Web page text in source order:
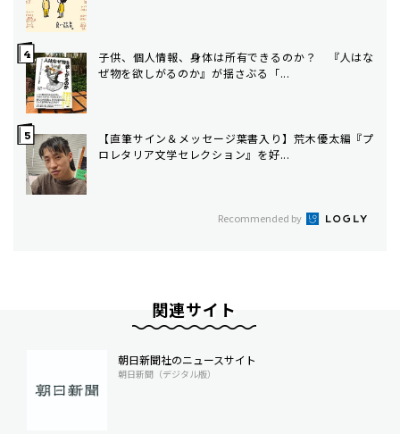
子供、個人情報、身体は所有できるのか？ 『人はな
ぜ物を欲しがるのか』が揺さぶる「...
【直筆サイン＆メッセージ葉書入り】荒木優太編『プ
ロレタリア文学セレクション』を好...
Recommended by
関連サイト
朝日新聞社のニュースサイト
朝日新聞（デジタル版）